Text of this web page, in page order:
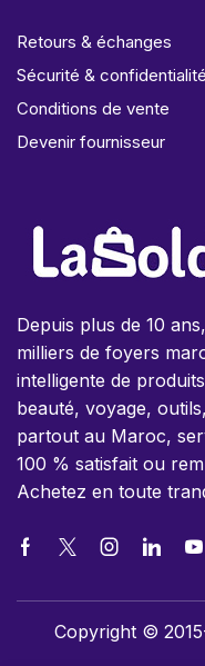
Retours & échanges
Sécurité & confidentialité
Conditions de vente
Devenir fournisseur
Depuis plus de 10
milliers de foyers
intelligente de
beauté, voyage,
partout au Maroc,
100 % satisfait ou
Achetez en toute
Copyright ©